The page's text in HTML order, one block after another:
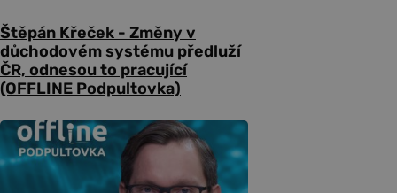
Štěpán Křeček - Změny v
důchodovém systému předluží
ČR, odnesou to pracující
(OFFLINE Podpultovka)